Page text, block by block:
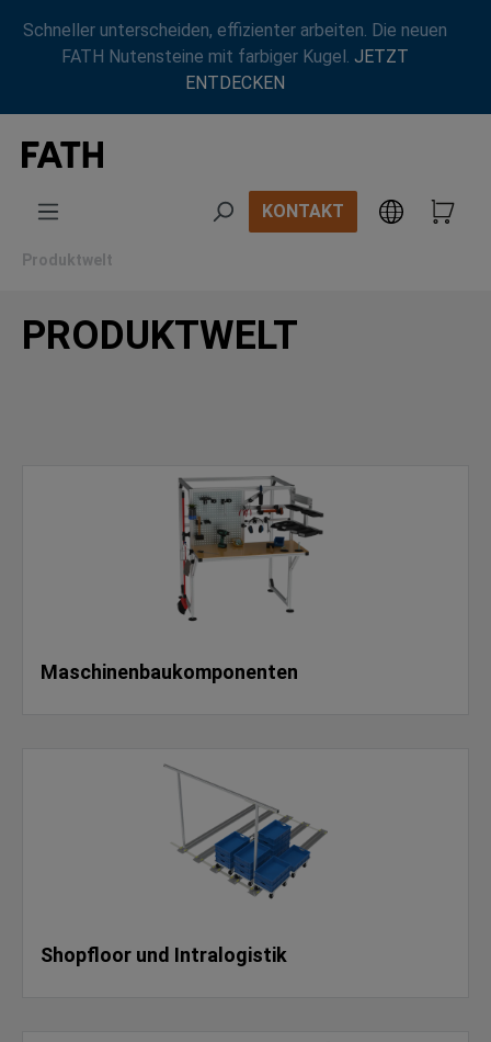
Zum Hauptinhalt springen
Schneller unterscheiden, effizienter arbeiten. Die neuen
FATH Nutensteine mit farbiger Kugel. JETZT
ENTDECKEN
KONTAKT
Produktwelt
PRODUKTWELT
Maschinenbaukomponenten
Shopfloor und Intralogistik